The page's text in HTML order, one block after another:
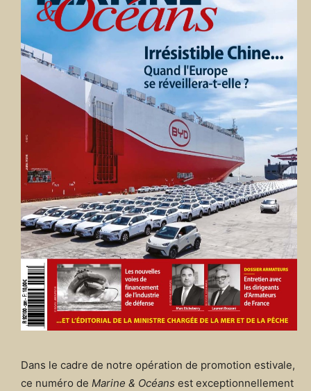
Dans le cadre de notre opération de promotion estivale,
ce numéro de Marine & Océans est exceptionnellement